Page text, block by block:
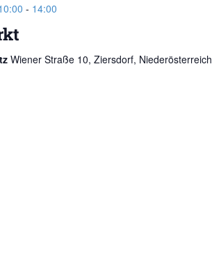
- 14:00
Wiener Straße 10, Ziersdorf, Niederösterreich